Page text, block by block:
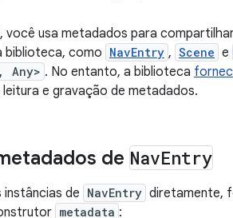
você usa metadados para
biblioteca, como NavEntry , Scene e
Any> . No entanto, a biblioteca
e gravação de metadados.
de NavEntry
instâncias de NavEntry diretamente,
metadata :